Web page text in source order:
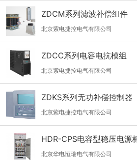
ZDCM系列滤波补偿组件
北京紫电捷控电气有限公司
ZDCC系列电容电抗模组
北京紫电捷控电气有限公司
ZDKS系列无功补偿控制器
北京紫电捷控电气有限公司
HDR-CPS电容型稳压电源
北京华电恒瑞电气有限公司